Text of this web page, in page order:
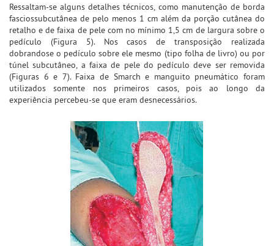
Ressaltam-se alguns detalhes técnicos, como manutenção de borda
fasciossubcutânea de pelo menos 1 cm além da porção cutânea do
retalho e de faixa de pele com no mínimo 1,5 cm de largura sobre o
pedículo (Figura 5). Nos casos de transposição realizada
dobrandose o pedículo sobre ele mesmo (tipo folha de livro) ou por
túnel subcutâneo, a faixa de pele do pedículo deve ser removida
(Figuras 6 e 7). Faixa de Smarch e manguito pneumático foram
utilizados somente nos primeiros casos, pois ao longo da
experiência percebeu-se que eram desnecessários.